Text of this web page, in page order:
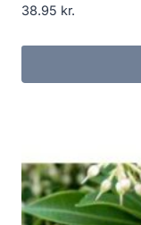
38.95 kr.